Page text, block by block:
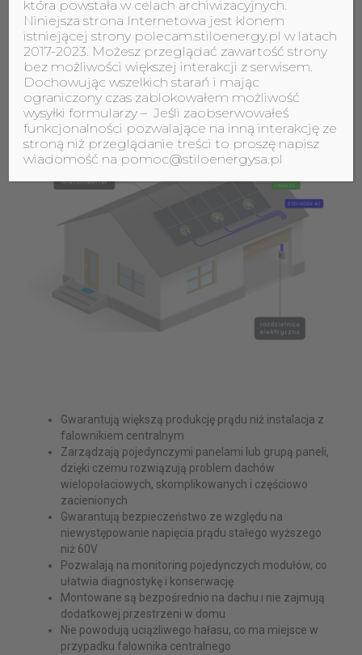
Poznaj główne zalety
mikrofalowników
Gwarantują większą produkcję prądu niż instalacja z
falownikiem centralnym
Zarządzają pojedynczymi panelami lub grupą paneli,
dzięki czemu rozwiązują problem dachów
wielopołaciowych, skomplikowanych i częściowo
zacienionych
Gwarantują bezpieczeństwo ze względu na
niewystępowanie napięcia prądu stałego wyższego
niż 60V
Pozwalają na monitoring pojedynczych modułów, co
ułatwia diagnostykę i konserwację
Montowane są bezpośrednio na dachu i nie zajmują
dodatkowej przestrzeni w domu
Nie powodują uciążliwego hałasu, co ma miejsce w
przypadku falownika centralnego
która powstała w celach archiwizacyjnych.
Niniejsza strona Internetowa jest klonem
istniejącej strony polecam.stiloenergy.pl w latach
2017-2023. Możesz przeglądać zawartość strony
bez możliwości większej interakcji z serwisem.
Dochowując wszelkich starań i mając
ograniczony czas zablokowałem możliwość
wysyłki formularzy – Jeśli zaobserwowałeś
funkcjonalności pozwalające na inną interakcję ze
stroną niż przeglądanie treści to proszę napisz
wiadomość na pomoc@stiloenergysa.pl